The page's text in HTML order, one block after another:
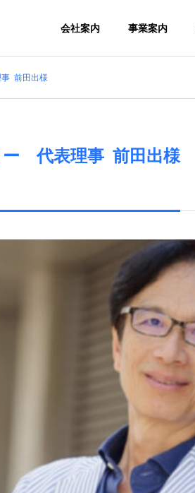
会社案内 事業案内
テレワーク人材育
前田出様
ー 代表理事 前田出様